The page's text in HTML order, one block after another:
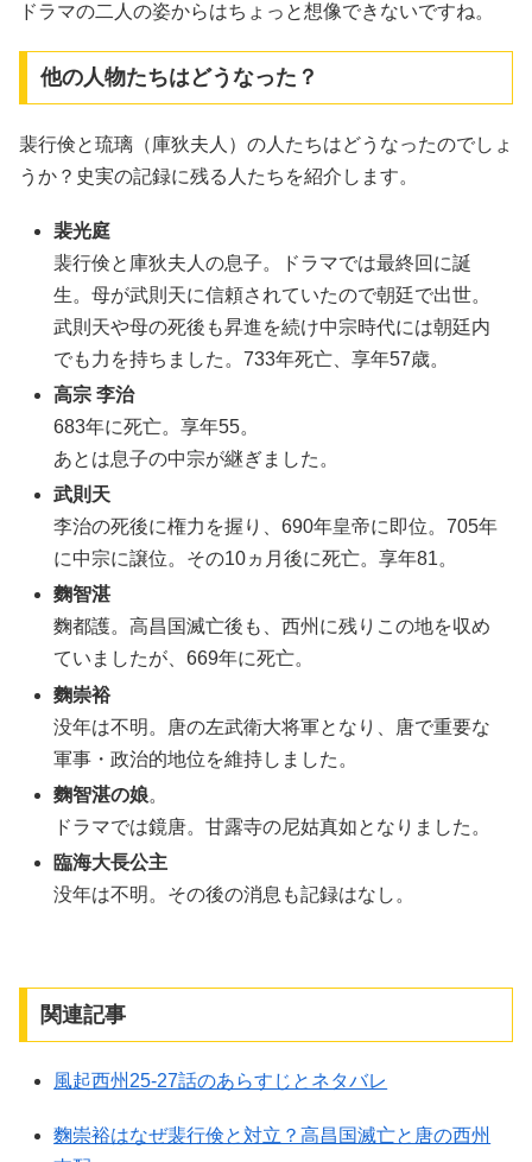
ドラマの二人の姿からはちょっと想像できないですね。
他の人物たちはどうなった？
裴行倹と琉璃（庫狄夫人）の人たちはどうなったのでしょ
うか？史実の記録に残る人たちを紹介します。
裴光庭
裴行倹と庫狄夫人の息子。ドラマでは最終回に誕
生。母が武則天に信頼されていたので朝廷で出世。
武則天や母の死後も昇進を続け中宗時代には朝廷内
でも力を持ちました。733年死亡、享年57歳。
高宗 李治
683年に死亡。享年55。
あとは息子の中宗が継ぎました。
武則天
李治の死後に権力を握り、690年皇帝に即位。705年
に中宗に譲位。その10ヵ月後に死亡。享年81。
麴智湛
麴都護。高昌国滅亡後も、西州に残りこの地を収め
ていましたが、669年に死亡。
麴崇裕
没年は不明。唐の左武衛大将軍となり、唐で重要な
軍事・政治的地位を維持しました。
麴智湛の娘。
ドラマでは鏡唐。甘露寺の尼姑真如となりました。
臨海大長公主
没年は不明。その後の消息も記録はなし。
関連記事
風起西州25-27話のあらすじとネタバレ
麴崇裕はなぜ裴行倹と対立？高昌国滅亡と唐の西州